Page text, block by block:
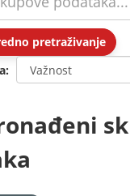
pretraživanje